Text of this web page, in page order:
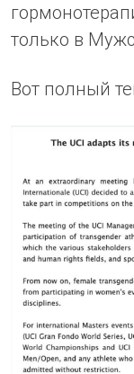
только в
Вот полный